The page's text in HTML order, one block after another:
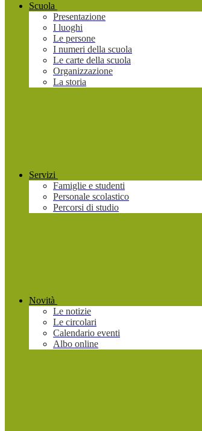
Scuola
Presentazione
I luoghi
Le persone
I numeri della scuola
Le carte della scuola
Organizzazione
La storia
Servizi
Famiglie e studenti
Personale scolastico
Percorsi di studio
Novità
Le notizie
Le circolari
Calendario eventi
Albo online